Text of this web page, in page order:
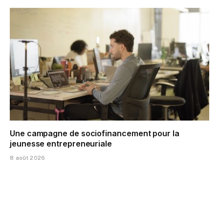
Une campagne de sociofinancement pour la
jeunesse entrepreneuriale
8 août 2026